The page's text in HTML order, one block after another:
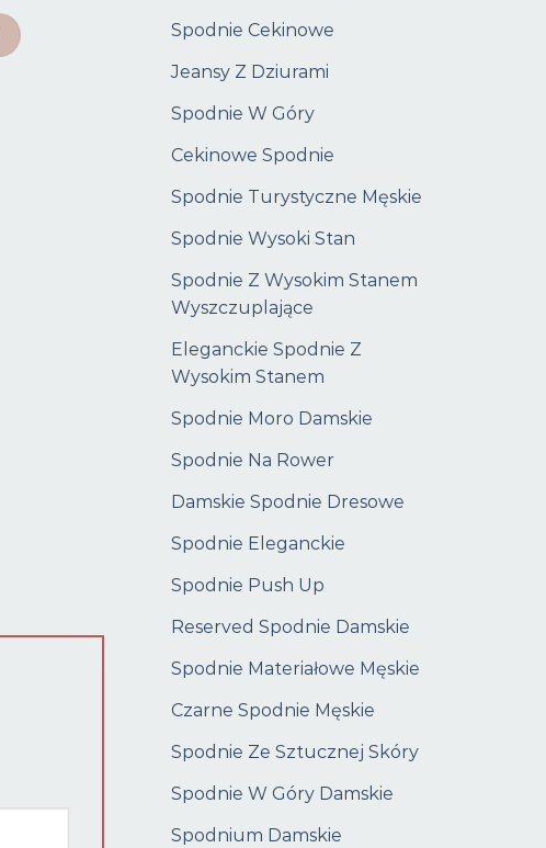
Spodnie Cekinowe
Jeansy Z Dziurami
Spodnie W Góry
Cekinowe Spodnie
Spodnie Turystyczne Męskie
Spodnie Wysoki Stan
Spodnie Z Wysokim Stanem
Wyszczuplające
Eleganckie Spodnie Z
Wysokim Stanem
Spodnie Moro Damskie
Spodnie Na Rower
Damskie Spodnie Dresowe
Spodnie Eleganckie
Spodnie Push Up
Reserved Spodnie Damskie
Spodnie Materiałowe Męskie
Czarne Spodnie Męskie
Spodnie Ze Sztucznej Skóry
Spodnie W Góry Damskie
Spodnium Damskie